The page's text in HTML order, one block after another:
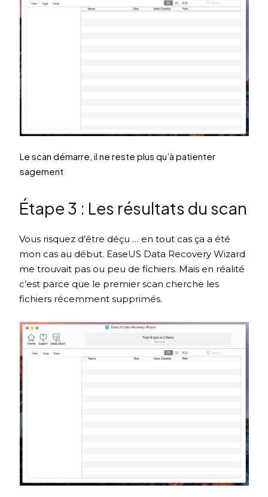
Le scan démarre, il ne reste plus qu’à patienter
sagement
Étape 3 : Les résultats du scan
Vous risquez d’être déçu … en tout cas ça a été
mon cas au début. EaseUS Data Recovery Wizard
me trouvait pas ou peu de fichiers. Mais en réalité
c’est parce que le premier scan cherche les
fichiers récemment supprimés.